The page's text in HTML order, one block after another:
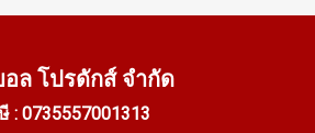
ล โปรดักส์ จำกัด
: 0735557001313